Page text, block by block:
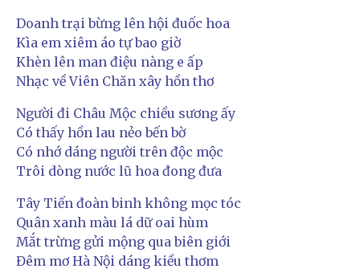
Doanh trại bừng lên hội đuốc hoa
Kìa em xiêm áo tự bao giờ
Khèn lên man điệu nàng e ấp
Nhạc về Viên Chăn xây hồn thơ
Người đi Châu Mộc chiều sương ấy
Có thấy hồn lau nẻo bến bờ
Có nhớ dáng người trên độc mộc
Trôi dòng nước lũ hoa đong đưa
Tây Tiến đoàn binh không mọc tóc
Quân xanh màu lá dữ oai hùm
Mắt trừng gửi mộng qua biên giới
Đêm mơ Hà Nội dáng kiều thơm